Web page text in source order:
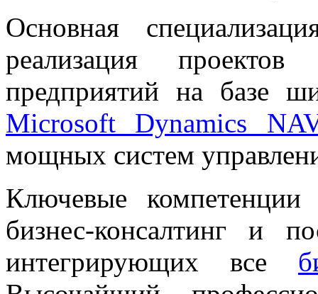
Основная
реализация проектов
предприятий на базе
Microsoft Dynamics
мощных систем
Ключевые
бизнес-консалтинг и
интегрирующих все